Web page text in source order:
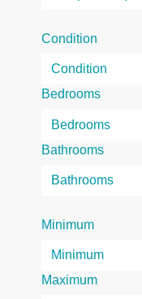
Condition
Bedrooms
Bathrooms
Minimum
Maximum